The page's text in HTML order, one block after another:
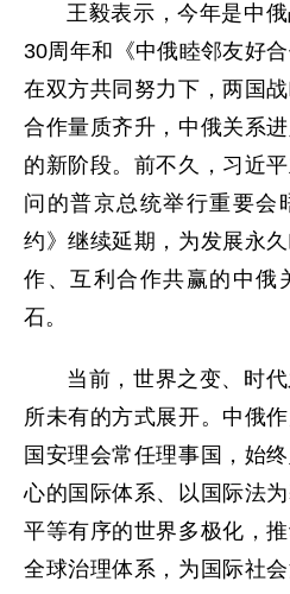
王毅表示，今年是中
30周年和《中俄睦邻友好
在双方共同努力下，两国
合作量质齐升，中俄关系
的新阶段。前不久，习近
问的普京总统举行重要会
约》继续延期，为发展永
作、互利合作共赢的中俄
石。
当前，世界之变、时
所未有的方式展开。中俄
国安理会常任理事国，始
心的国际体系、以国际法
平等有序的世界多极化，
全球治理体系，为国际社